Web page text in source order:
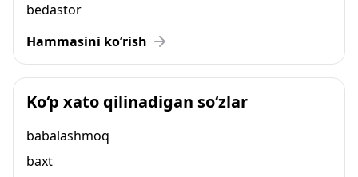
bedastor
Hammasini ko‘rish
Ko‘p xato qilinadigan so‘zlar
babalashmoq
baxt